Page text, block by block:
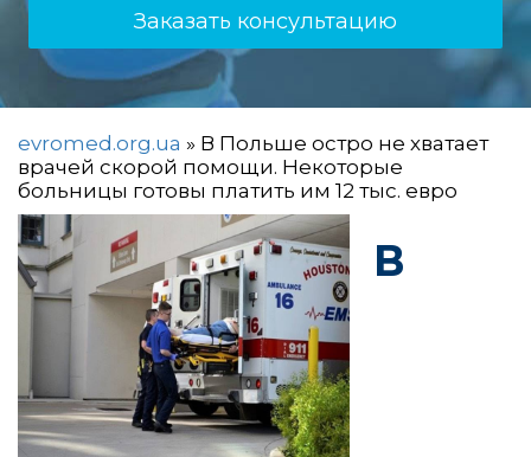
Заказать консультацию
evromed.org.ua » В Польше остро не хватает
врачей скорой помощи. Некоторые
больницы готовы платить им 12 тыс. евро
В